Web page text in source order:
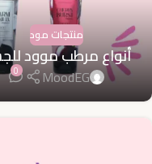
منتجات مود
أنواع مرطب موود
MoodEG
0